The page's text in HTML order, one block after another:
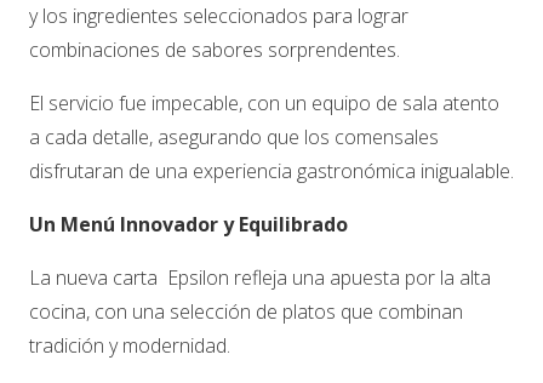
y los ingredientes seleccionados para lograr
combinaciones de sabores sorprendentes.
El servicio fue impecable, con un equipo de sala atento
a cada detalle, asegurando que los comensales
disfrutaran de una experiencia gastronómica inigualable.
Un Menú Innovador y Equilibrado
La nueva carta Epsilon refleja una apuesta por la alta
cocina, con una selección de platos que combinan
tradición y modernidad.